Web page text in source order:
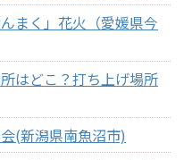
まく」花火（愛媛県今
はどこ？打ち上げ場所
(新潟県南魚沼市)